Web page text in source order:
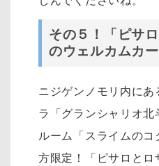
その５！「ピサ
のウェルカムカー
ニジゲンノモリ内にあ
ラ「グランシャリオ北
ルーム「スライムのコ
方限定！「ピサロとロ